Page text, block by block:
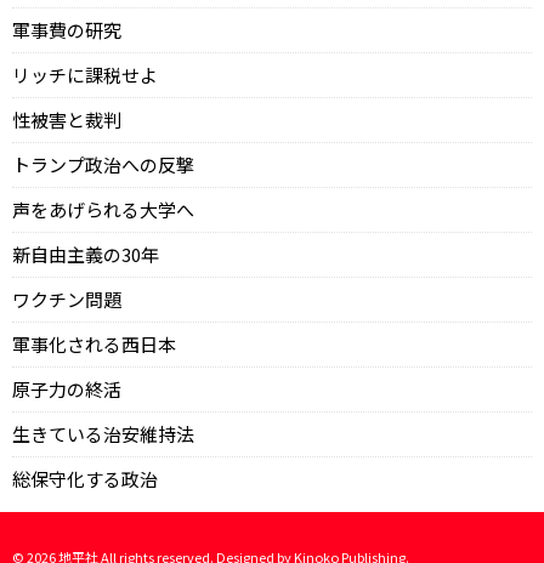
軍事費の研究
リッチに課税せよ
性被害と裁判
トランプ政治への反撃
声をあげられる大学へ
新自由主義の30年
ワクチン問題
軍事化される西日本
原子力の終活
生きている治安維持法
総保守化する政治
©2026地平社 All rights reserved. Designed byKinoko Publishing.